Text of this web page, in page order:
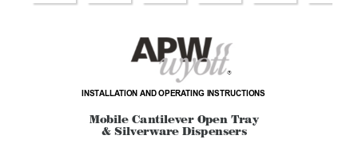
INSTALLATION AND OPERATING INSTRUCTIONS
Mobile Cantilever Open Tray
& Silverware Dispensers
R